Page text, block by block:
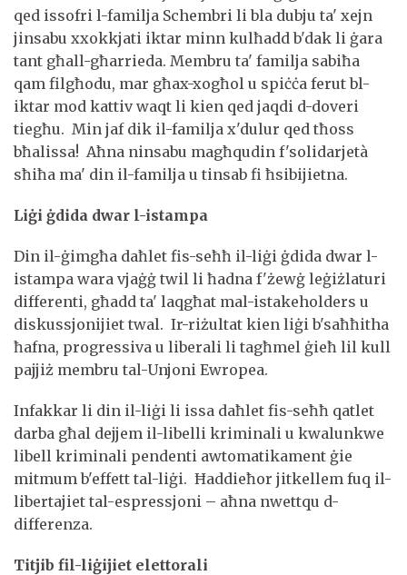
qed issofri l-familja Schembri li bla dubju ta' xejn
jinsabu xxokkjati iktar minn kulħadd b'dak li ġara
tant għall-għarrieda. Membru ta' familja sabiħa
qam filgħodu, mar għax-xogħol u spiċċa ferut bl-
iktar mod kattiv waqt li kien qed jaqdi d-doveri
tiegħu. Min jaf dik il-familja x'dulur qed tħoss
bħalissa! Aħna ninsabu magħqudin f'solidarjetà
sħiħa ma' din il-familja u tinsab fi ħsibijietna.
Liġi ġdida dwar l-istampa
Din il-ġimgħa daħlet fis-seħħ il-liġi ġdida dwar l-
istampa wara vjaġġ twil li ħadna f'żewġ leġiżlaturi
differenti, għadd ta' laqgħat mal-istakeholders u
diskussjonijiet twal. Ir-riżultat kien liġi b'saħħitha
ħafna, progressiva u liberali li tagħmel ġieħ lil kull
pajjiż membru tal-Unjoni Ewropea.
Infakkar li din il-liġi li issa daħlet fis-seħħ qatlet
darba għal dejjem il-libelli kriminali u kwalunkwe
libell kriminali pendenti awtomatikament ġie
mitmum b'effett tal-liġi. Ħaddieħor jitkellem fuq il-
libertajiet tal-espressjoni – aħna nwettqu d-
differenza.
Titjib fil-liġijiet elettorali